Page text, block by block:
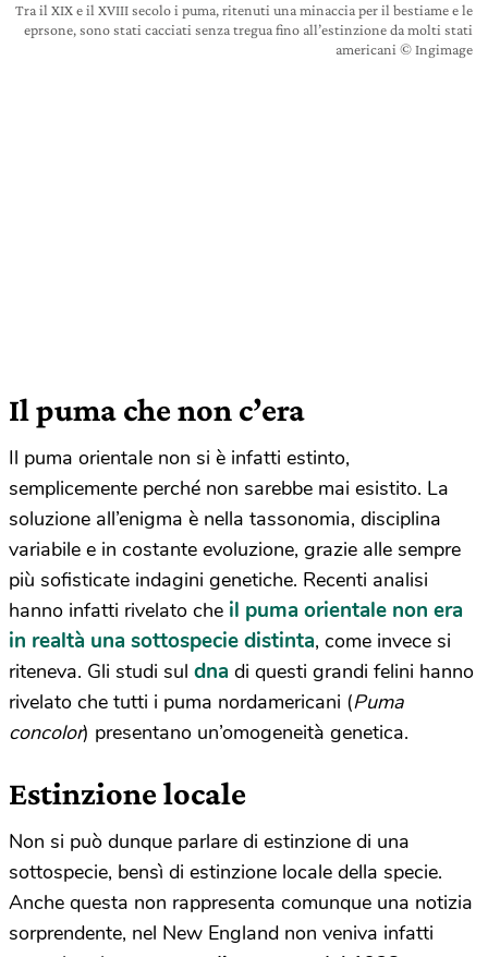
Tra il XIX e il XVIII secolo i puma, ritenuti una minaccia per il bestiame e le
eprsone, sono stati cacciati senza tregua fino all’estinzione da molti stati
americani © Ingimage
Il puma che non c’era
Il puma orientale non si è infatti estinto,
semplicemente perché non sarebbe mai esistito. La
soluzione all’enigma è nella tassonomia, disciplina
variabile e in costante evoluzione, grazie alle sempre
più sofisticate indagini genetiche. Recenti analisi
hanno infatti rivelato che il puma orientale non era
in realtà una sottospecie distinta, come invece si
riteneva. Gli studi sul dna di questi grandi felini hanno
rivelato che tutti i puma nordamericani (Puma
concolor) presentano un’omogeneità genetica.
Estinzione locale
Non si può dunque parlare di estinzione di una
sottospecie, bensì di estinzione locale della specie.
Anche questa non rappresenta comunque una notizia
sorprendente, nel New England non veniva infatti